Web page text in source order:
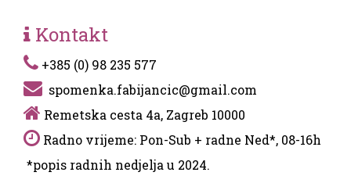
Kontakt
+385 (0) 98 235 577
spomenka.fabijancic@gmail.com
Remetska cesta 4a, Zagreb 10000
Radno vrijeme: Pon-Sub + radne Ned*, 08-16h
*popis radnih nedjelja u 2024.